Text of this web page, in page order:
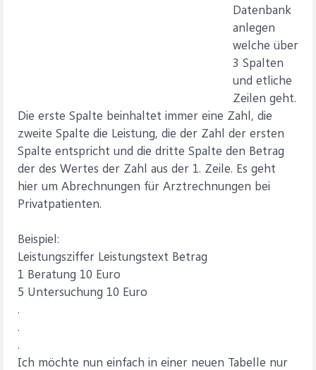
Datenbank
anlegen
welche über
3 Spalten
und etliche
Zeilen geht.
Die erste Spalte beinhaltet immer eine Zahl, die
zweite Spalte die Leistung, die der Zahl der ersten
Spalte entspricht und die dritte Spalte den Betrag
der des Wertes der Zahl aus der 1. Zeile. Es geht
hier um Abrechnungen für Arztrechnungen bei
Privatpatienten.
Beispiel:
Leistungsziffer Leistungstext Betrag
1 Beratung 10 Euro
5 Untersuchung 10 Euro
.
.
.
Ich möchte nun einfach in einer neuen Tabelle nur